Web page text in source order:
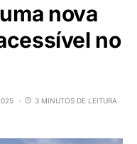
nova
no
3 MINUTOS DE LEITURA